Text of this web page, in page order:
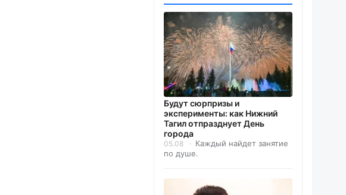
Будут сюрпризы и
эксперименты: как Нижний
Тагил отпразднует День
города
05.08
Каждый найдет занятие
по душе.